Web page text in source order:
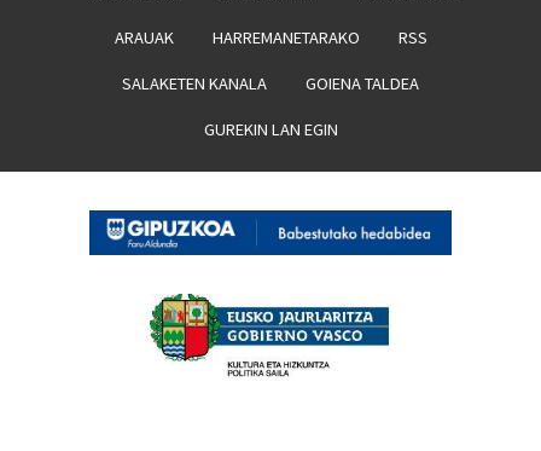
ARAUAK HARREMANETARAKO RSS
SALAKETEN KANALA GOIENA TALDEA
GUREKIN LAN EGIN